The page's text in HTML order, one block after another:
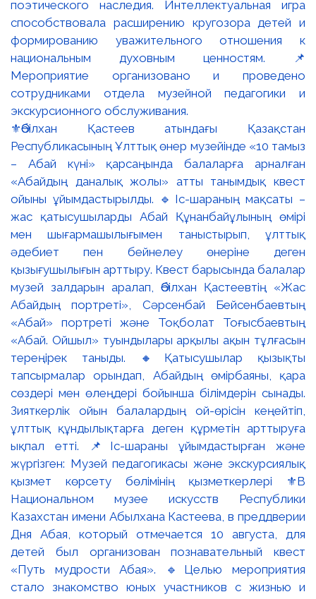
⚜️Әбілхан Қастеев атындағы Қазақстан
Республикасының Ұлттық өнер музейінде «10 тамыз
– Абай күні» қарсаңында балаларға арналған
«Абайдың даналық жолы» атты танымдық квест
ойыны ұйымдастырылды. 🔹Іс-шараның мақсаты –
жас қатысушыларды Абай Құнанбайұлының өмірі
мен шығармашылығымен таныстырып, ұлттық
әдебиет пен бейнелеу өнеріне деген
қызығушылығын арттыру. Квест барысында балалар
музей залдарын аралап, Әбілхан Қастеевтің «Жас
Абайдың портреті», Сәрсенбай Бейсенбаевтың
«Абай» портреті және Тоқболат Тоғысбаевтың
«Абай. Ойшыл» туындылары арқылы ақын тұлғасын
тереңірек таныды. 🔸Қатысушылар қызықты
тапсырмалар орындап, Абайдың өмірбаяны, қара
сөздері мен өлеңдері бойынша білімдерін сынады.
Зияткерлік ойын балалардың ой-өрісін кеңейтіп,
ұлттық құндылықтарға деген құрметін арттыруға
ықпал етті. 📌Іс-шараны ұйымдастырған және
жүргізген: Музей педагогикасы және экскурсиялық
қызмет көрсету бөлімінің қызметкерлері ⚜️В
Национальном музее искусств Республики
Казахстан имени Абылхана Кастеева, в преддверии
Дня Абая, который отмечается 10 августа, для
детей был организован познавательный квест
«Путь мудрости Абая». 🔹Целью мероприятия
стало знакомство юных участников с жизнью и